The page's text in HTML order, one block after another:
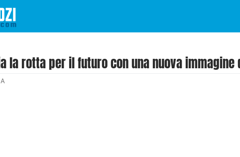
la rotta per il futuro con una nuova immagine